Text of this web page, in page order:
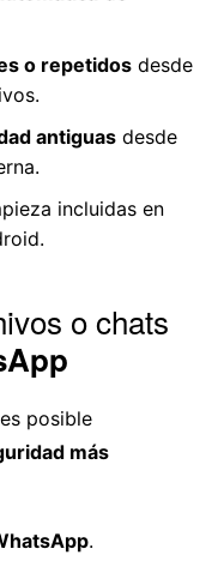
o repetidosdesde
antiguasdesde
incluidas en
o chats
posible
más
.